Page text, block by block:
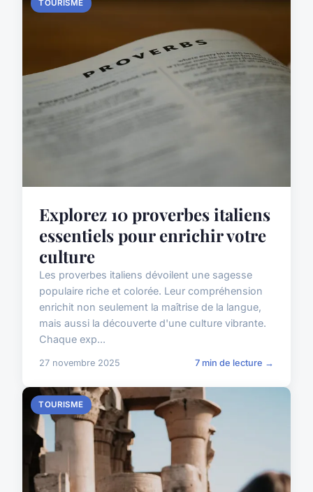
TOURISME
Explorez 10 proverbes italiens
essentiels pour enrichir votre
culture
Les proverbes italiens dévoilent une sagesse
populaire riche et colorée. Leur compréhension
enrichit non seulement la maîtrise de la langue,
mais aussi la découverte d'une culture vibrante.
Chaque exp...
27 novembre 2025 7 min de lecture →
TOURISME